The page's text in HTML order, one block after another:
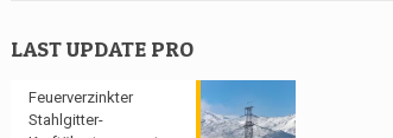
LAST UPDATE PRO
Feuerverzinkter
Stahlgitter-